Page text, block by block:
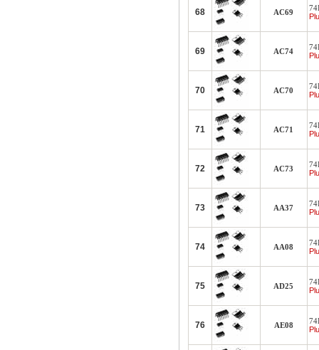
68 AC69
69 AC74
70 AC70
71 AC71
72 AC73
73 AA37
74 AA08
75 AD25
76 AE08